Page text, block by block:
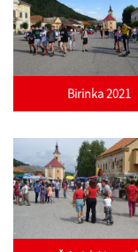
Birinka 2021